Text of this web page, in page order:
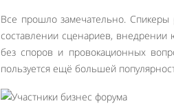
Все прошло замечательно. Спикеры
составлении сценариев,
без споров и провокационных
пользуется ещё большей